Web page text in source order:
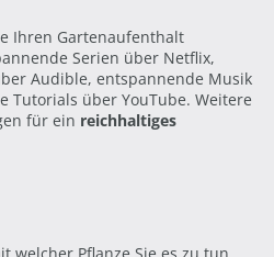
Ihren Gartenaufenthalt
Serien über Netflix,
Audible, entspannende Musik
Tutorials über YouTube. Weitere
für ein reichhaltiges